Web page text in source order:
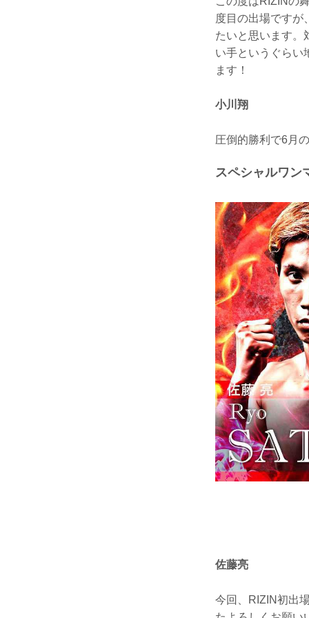
度目の出場ですが
たいと思います。
い手というぐらい
ます！
小川翔
圧倒的勝利で6月
スペシャルワン
佐藤亮
今回、RIZIN初出